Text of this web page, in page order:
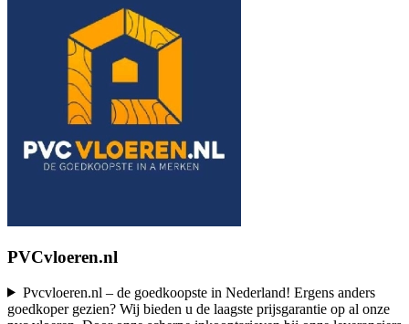
PVCvloeren.nl
Pvcvloeren.nl – de goedkoopste in Nederland! Ergens anders
goedkoper gezien? Wij bieden u de laagste prijsgarantie op al onze